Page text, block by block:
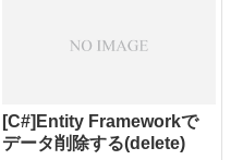
[C#]Entity Frameworkで
データ削除する(delete)